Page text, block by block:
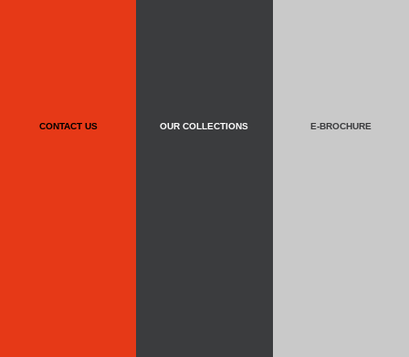
CONTACT US OUR COLLECTIONS E-BROCHURE